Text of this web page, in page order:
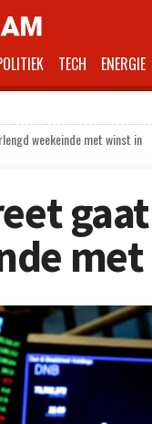
TECH ENERGIE
weekeinde met winst in